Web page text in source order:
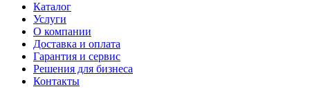
Каталог
Услуги
О компании
Доставка и оплата
Гарантия и сервис
Решения для бизнеса
Контакты